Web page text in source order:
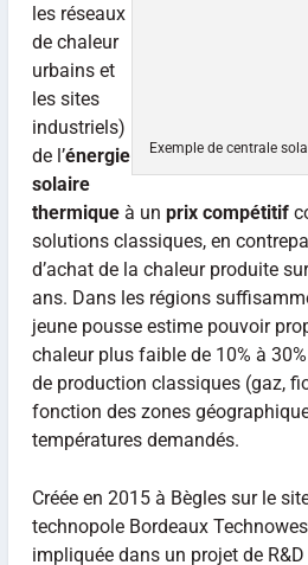
Exemple de centrale
les réseaux
de chaleur
urbains et
les sites
industriels)
de l’énergie
solaire
thermiqueà un prix compétitif
solutions classiques, en
d’achat de la chaleur produite
ans. Dans les régions
jeune pousse estime pouvoir
chaleur plus faible de 10% à
de production classiques (gaz,
fonction des zones
températures demandés.
Créée en 2015 à Bègles sur le
technopole Bordeaux
impliquée dans un projet de